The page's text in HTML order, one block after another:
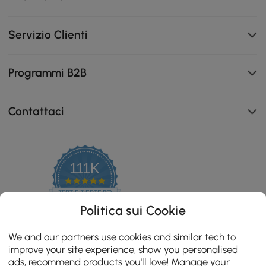
al calore per prestazioni di lunga durata.
Servizio Clienti
Programmi B2B
Contattaci
111K
4.8
star
ZERTIFIZIERTE BEWERTUNGEN
Politica sui Cookie
We and our partners use cookies and similar tech to
improve your site experience, show you personalised
ads, recommend products you'll love! Manage your